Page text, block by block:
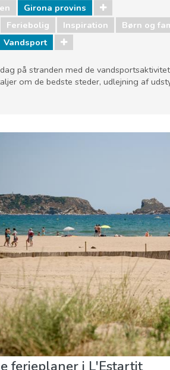
Girona provins
Feriebolig Inspiration Børn og
Vandsport
på stranden med de
om de bedste steder, udlejning af
ferieplaner i L'Estartit